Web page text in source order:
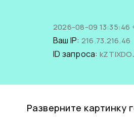
2026-08-09 13:35:46
Ваш IP: 216.73.216.46
ID запроса:
Разверните картинку